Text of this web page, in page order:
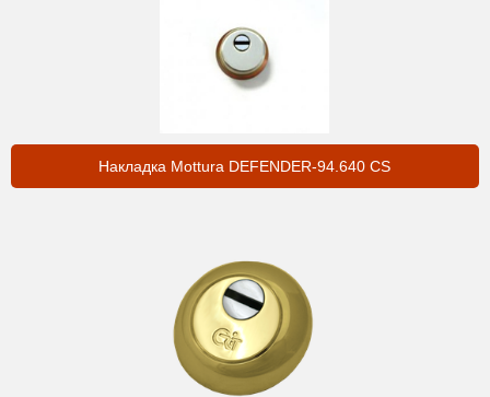
Накладка Mottura DEFENDER-94.640 CS